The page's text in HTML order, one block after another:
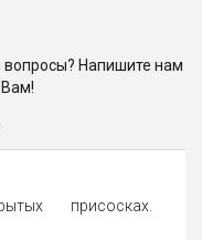
вопросы? Напишите нам
присосках.